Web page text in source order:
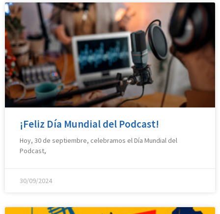
¡Feliz Día Mundial del Podcast!
Hoy, 30 de septiembre, celebramos el Día Mundial del
Podcast,
30/09/2024